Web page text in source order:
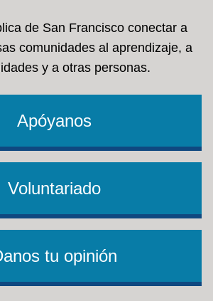
de San Francisco conectar a
comunidades al aprendizaje, a
y a otras personas.
Apóyanos
Voluntariado
tu opinión